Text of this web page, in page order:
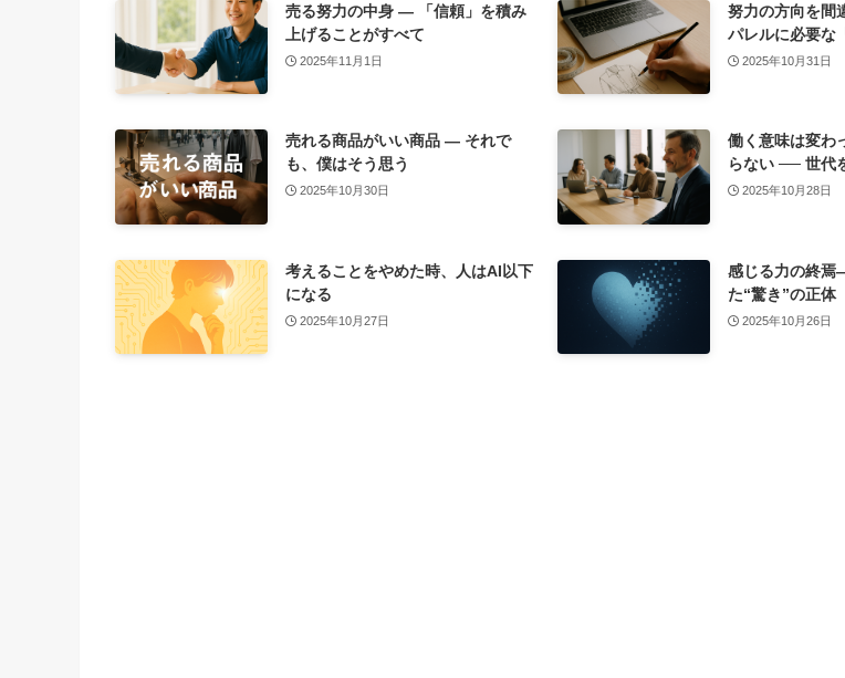
売る努力の中身 ― 「信頼」を積み
上げることがすべて
2025年11月1日
努力の方向を間
パレルに必要な
2025年10月31日
売れる商品がいい商品 ― それで
も、僕はそう思う
2025年10月30日
働く意味は変わ
らない ── 世代
2025年10月28日
考えることをやめた時、人はAI以下
になる
2025年10月27日
感じる力の終
た“驚き”の正体
2025年10月26日